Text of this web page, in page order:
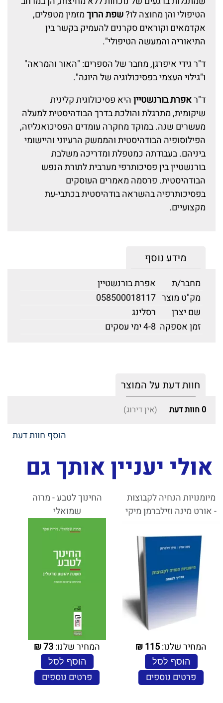
הטיפולי והן מחוצה לו?שפת הרוךמזמין מטפלים,
אקדמאים וקוראים סקרנים להעמיק בקשר בין
התיאוריה והמעשה הטיפולי".
ד"ר גידי איפרגן, מחבר של הספרים: "האור והמראה"
ו"גילוי העצמי בפסיכולוגיה של היוגה".
ד"ראפרת בורנשטייןהיא פסיכולוגית קלינית
שיקומית, מתרגלת והולכת בדרך הבודהיסטית למעלה
מעשרים שנה. במוקד מחקרה עומדים הפסיכואנליזה,
הפילוסופיה הבודהיסטית והממשק הרעיוני והיישומי
ביניהם. בעבודתה כמטפלת ומדריכה משלבת
בורנשטיין בין פסיכותרפי מערבית לתורת הנפש
הבודהיסטית. פרסמה מאמרים העוסקים
בפסיכותרפיה בהשראה בודהיסטית בכתבי-עת
מקצועיים.
מידע נוסף
מחבר/ת
אפרת בורנשטיין
מק"ט מוצר 058500018117
שם יצרן
רסלינג
זמן אספקה 4-8 ימי עסקים
חוות דעת על המוצר
0 חוות דעת (אין דירוג)
הוסף חוות דעת
אולי יעניין אותך גם
מיומנויות הנחיה לקבוצות
- אורט מינה וזילברמן מיקי
המחיר שלנו:115
₪
הוסף לסל
פרטים נוספים
החינוך לטבע - מרוה
שמואלי
המחיר שלנו:73
₪
הוסף לסל
פרטים נוספים